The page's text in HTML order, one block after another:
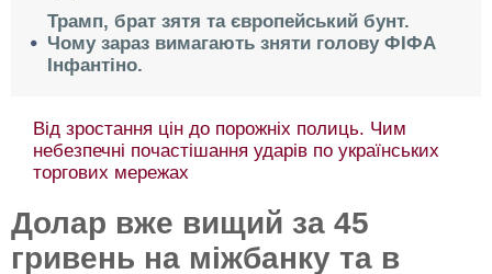
Трамп, брат зятя та європейський бунт.
Чому зараз вимагають зняти голову ФІФА
Інфантіно.
Від зростання цін до порожніх полиць. Чим
небезпечні почастішання ударів по українських
торгових мережах
Долар вже вищий за 45
гривень на міжбанку та в